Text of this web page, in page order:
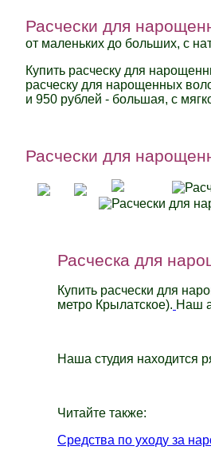
Расчески для
от маленьких до больших, с
Купить расческу для
расческу для нарощенных
и 950 рублей - большая, с
Расчески для
Расческа для
Купить расчески для
метро Крылатское). Наш
Наша студия находится
Читайте также:
Средства по уходу за